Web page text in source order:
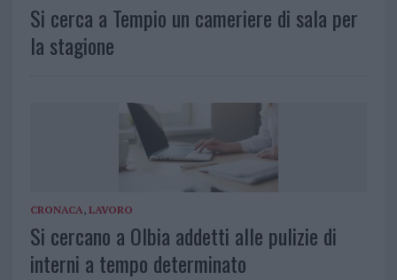
Si cerca a Tempio un cameriere di sala per
la stagione
CRONACA LAVORO
Si cercano a Olbia addetti alle pulizie di
interni a tempo determinato